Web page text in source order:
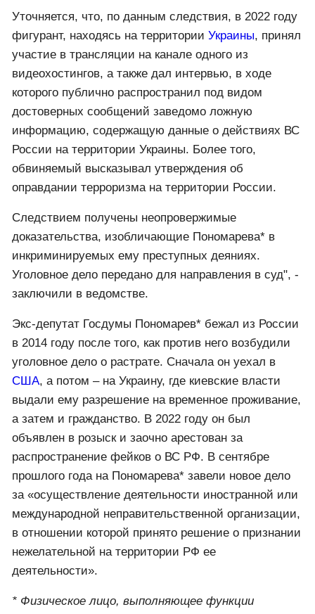
Уточняется, что, по данным следствия, в 2022 году
фигурант, находясь на территории Украины, принял
участие в трансляции на канале одного из
видеохостингов, а также дал интервью, в ходе
которого публично распространил под видом
достоверных сообщений заведомо ложную
информацию, содержащую данные о действиях ВС
России на территории Украины. Более того,
обвиняемый высказывал утверждения об
оправдании терроризма на территории России.
Следствием получены неопровержимые
доказательства, изобличающие Пономарева* в
инкриминируемых ему преступных деяниях.
Уголовное дело передано для направления в суд", -
заключили в ведомстве.
Экс-депутат Госдумы Пономарев* бежал из России
в 2014 году после того, как против него возбудили
уголовное дело о растрате. Сначала он уехал в
США, а потом – на Украину, где киевские власти
выдали ему разрешение на временное проживание,
а затем и гражданство. В 2022 году он был
объявлен в розыск и заочно арестован за
распространение фейков о ВС РФ. В сентябре
прошлого года на Пономарева* завели новое дело
за «осуществление деятельности иностранной или
международной неправительственной организации,
в отношении которой принято решение о признании
нежелательной на территории РФ ее
деятельности».
* Физическое лицо, выполняющее функции